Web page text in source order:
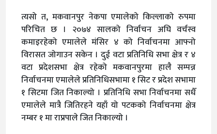
त्यसो त, मकवानपुर नेकपा एमालेको किल्लाको रुपमा
परिचित छ । २०७४ सालको निर्वाचन अघि वर्चस्व
कमाइरहेको एमालेले मंसिर ४ को निर्वाचनमा आफ्नो
विरासत जोगाउन सकेन । दुई वटा प्रतिनिधि सभा क्षेत्र र ४
वटा प्रदेशसभा क्षेत्र रहेको मकवानपुरमा हालै सम्पन्न
निर्वाचनमा एमालेले प्रतिनिधिसभामा १ सिट र प्रदेश सभामा
१ सिटमा जित निकाल्यो । प्रतिनिधि सभा निर्वाचनमा सधैँ
एमालेले मात्रै जितिरहने यहाँ यो पटकको निर्वाचनमा क्षेत्र
नम्बर १ मा राप्रपाले जित निकाल्यो ।